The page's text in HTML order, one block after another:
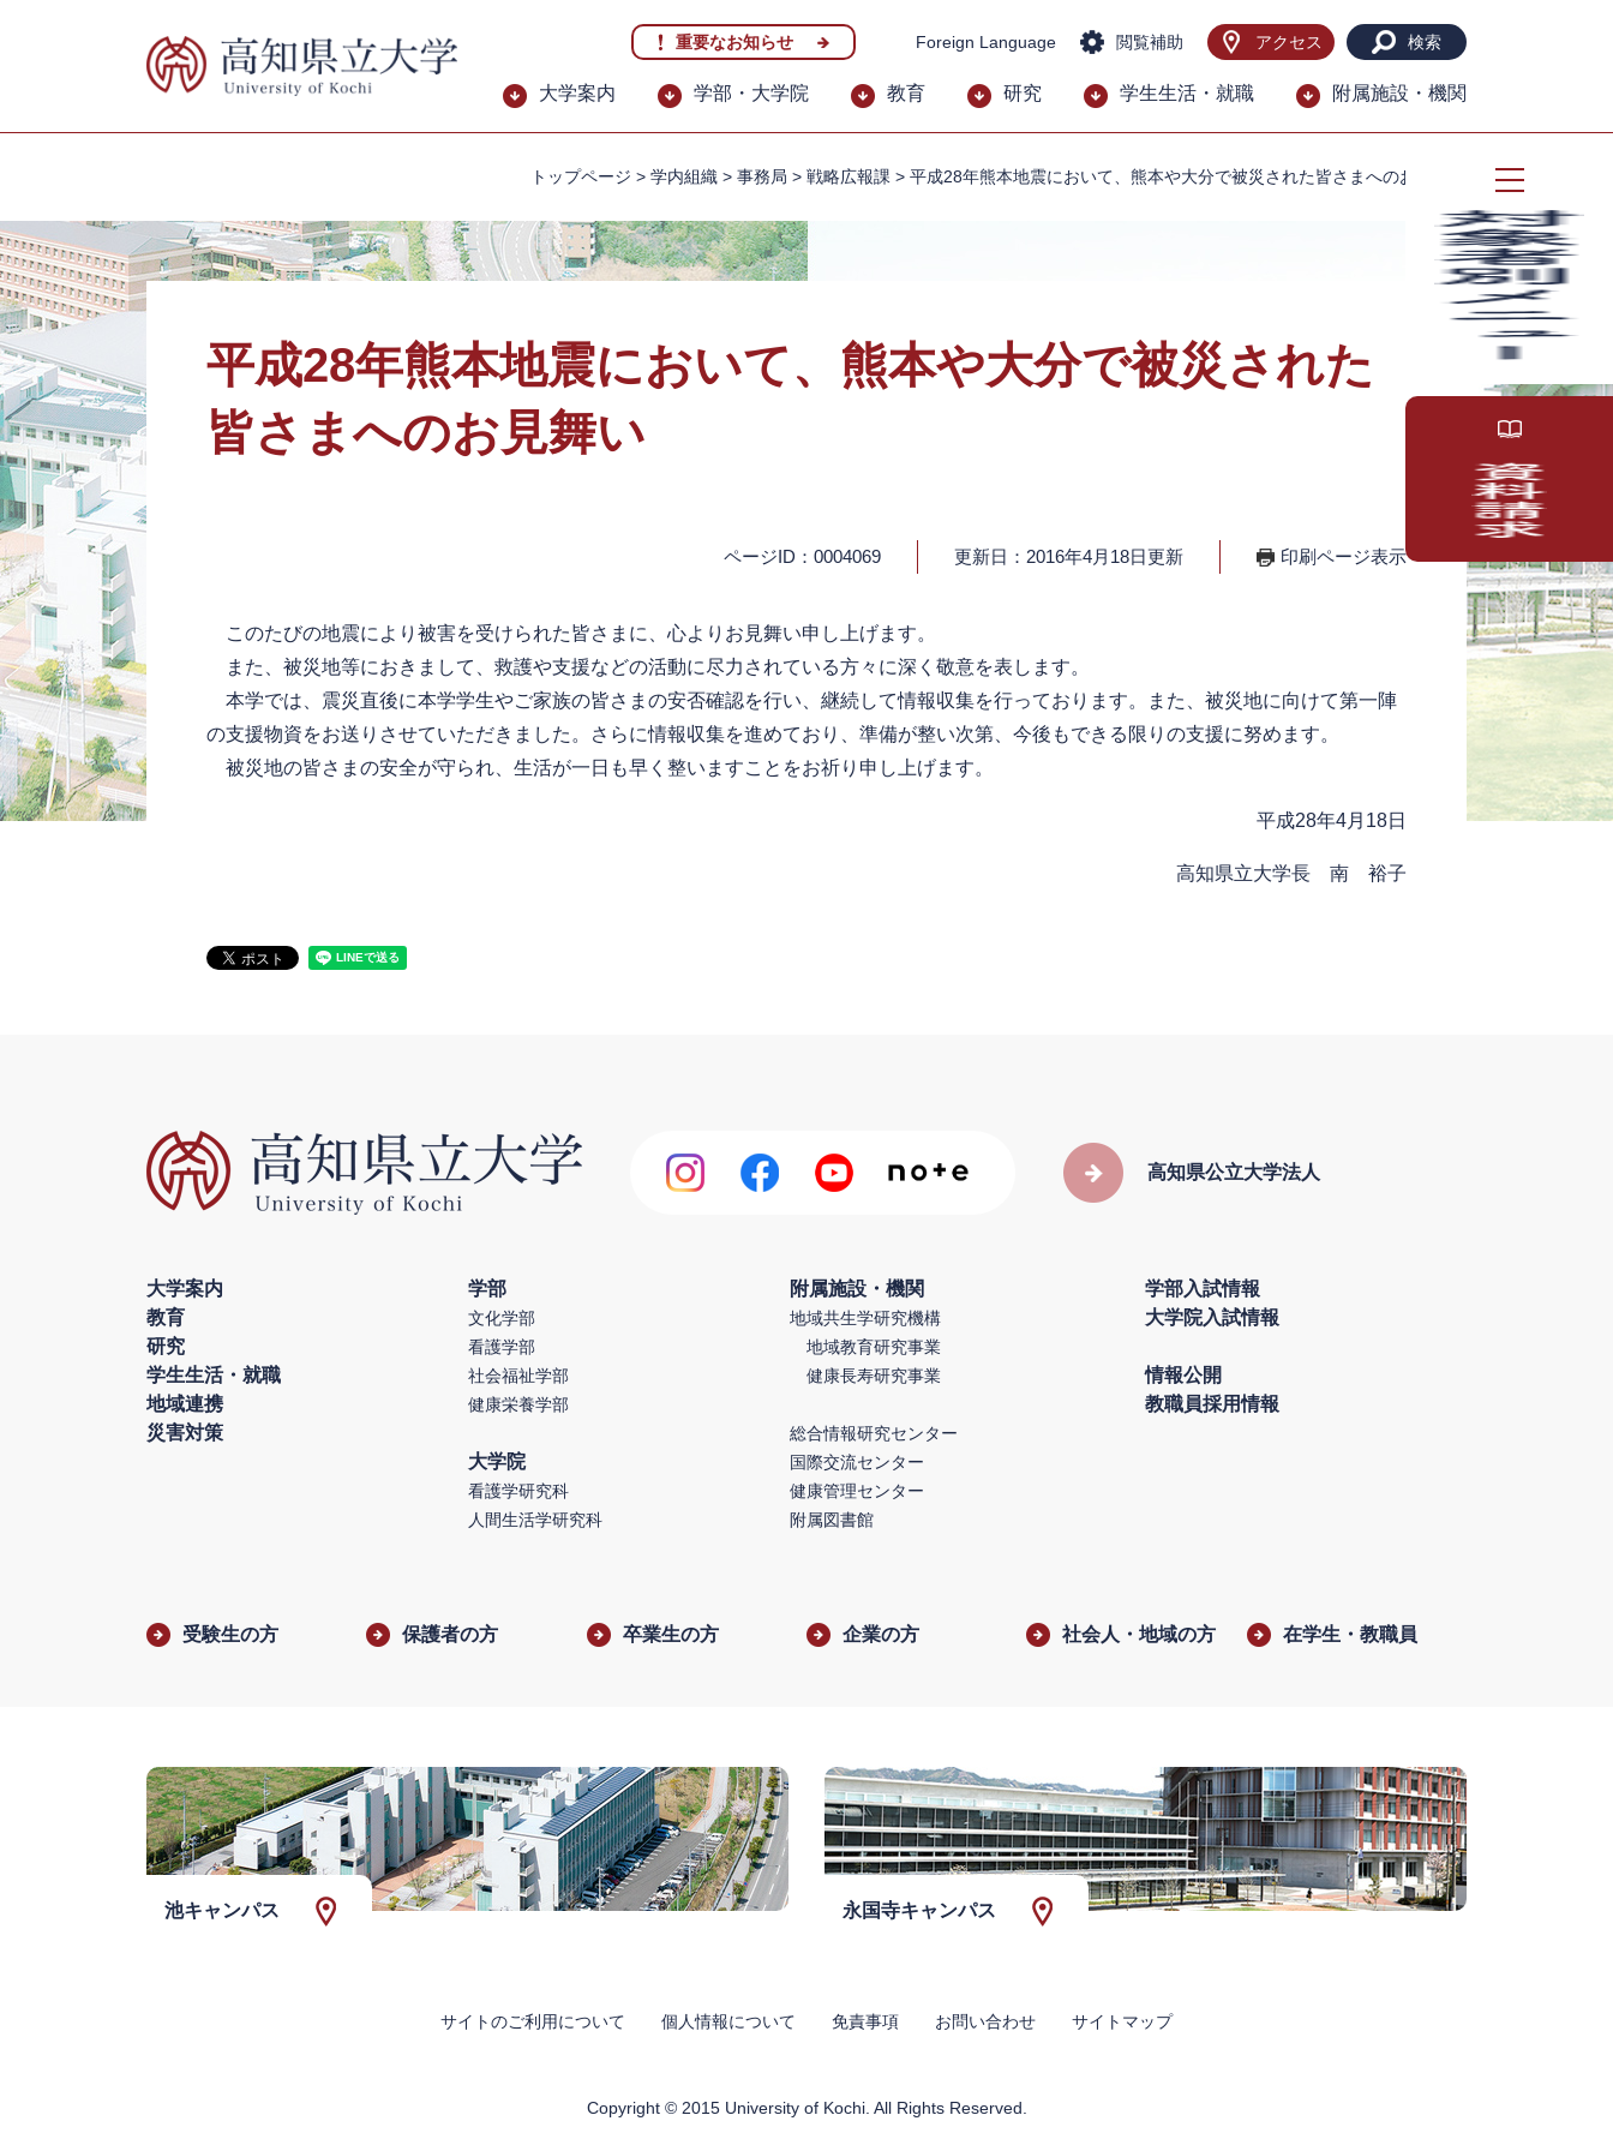
先
を
て
本
文
へ
重要なお知らせ Foreign Language 閲覧補助 アクセス 検索
大学案内 学部・大学院 教育 研究 学生生活・就職 附属施設・機関
トップページ > 学内組織 > 事務局 > 戦略広報課 > 平成28年熊本地震において、熊本や大分で被災された皆さまへのお見舞い
平成28年熊本地震において、熊本や大分で被災された
皆さまへのお見舞い
ページID：0004069 更新日：2016年4月18日更新 印刷ページ表示
このたびの地震により被害を受けられた皆さまに、心よりお見舞い申し上げます。
また、被災地等におきまして、救護や支援などの活動に尽力されている方々に深く敬意を表します。
本学では、震災直後に本学学生やご家族の皆さまの安否確認を行い、継続して情報収集を行っております。また、被災地に向けて第一陣
の支援物資をお送りさせていただきました。さらに情報収集を進めており、準備が整い次第、今後もできる限りの支援に努めます。
被災地の皆さまの安全が守られ、生活が一日も早く整いますことをお祈り申し上げます。
平成28年4月18日
高知県立大学長 南 裕子
高知県公立大学法人
大学案内
教育
研究
学生生活・就職
地域連携
災害対策
学部
文化学部
看護学部
社会福祉学部
健康栄養学部
大学院
看護学研究科
人間生活学研究科
附属施設・機関
地域共生学研究機構
地域教育研究事業
健康長寿研究事業
総合情報研究センター
国際交流センター
健康管理センター
附属図書館
学部入試情報
大学院入試情報
情報公開
教職員採用情報
受験生の方 保護者の方 卒業生の方 企業の方 社会人・地域の方 在学生・教職員
池キャンパス 永国寺キャンパス
サイトのご利用について 個人情報について 免責事項 お問い合わせ サイトマップ
Copyright © 2015 University of Kochi. All Rights Reserved.